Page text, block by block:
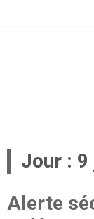
Jour : 9
Alerte